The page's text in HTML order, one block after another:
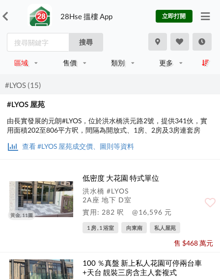
28Hse 搵樓 App 立即打開
搜尋
區域 售價 類別 更多
#LYOS (15)
#LYOS 屋苑
由長實發展的元朗#LYOS，位於洪水橋洪元路2號，提供341伙，實
用面積202至806平方呎，間隔為開放式、1房、2房及3房連套房
查看 #LYOS 屋苑成交價、圖則等資料
黃金, 11圖
低密度 大花園 特式單位
洪水橋 #LYOS
2A座 地下 D室
實用: 282 呎
@16,596 元
1 房 , 1 浴室 向東南 私人屋苑
售 $468 萬元
100 ％真盤 新上私人花園可停兩台車
+天台 靚裝三房含主人套複式